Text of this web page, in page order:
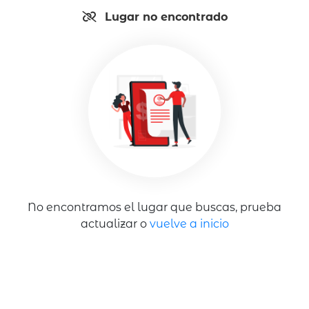
Lugar no encontrado
No encontramos el lugar que buscas, prueba
actualizar o vuelve a inicio